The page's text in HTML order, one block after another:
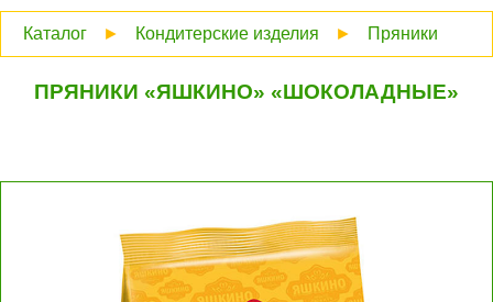
Каталог ► Кондитерские изделия ► Пряники
ПРЯНИКИ «ЯШКИНО» «ШОКОЛАДНЫЕ»